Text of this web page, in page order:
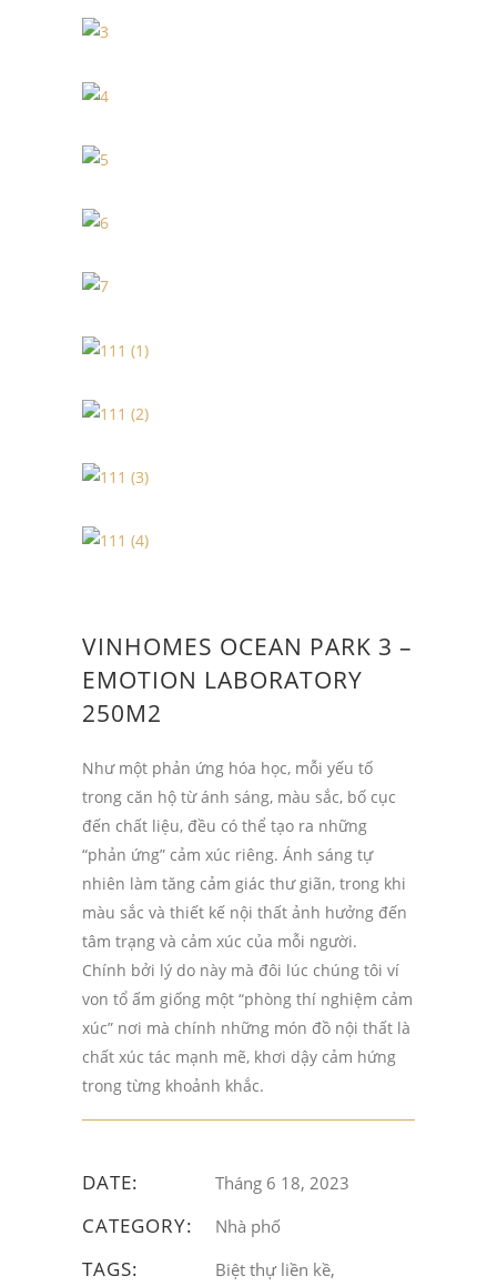
VINHOMES OCEAN PARK 3 –
EMOTION LABORATORY
250M2
Như một phản ứng hóa học, mỗi yếu tố
trong căn hộ từ ánh sáng, màu sắc, bố cục
đến chất liệu, đều có thể tạo ra những
“phản ứng” cảm xúc riêng. Ánh sáng tự
nhiên làm tăng cảm giác thư giãn, trong khi
màu sắc và thiết kế nội thất ảnh hưởng đến
tâm trạng và cảm xúc của mỗi người.
Chính bởi lý do này mà đôi lúc chúng tôi ví
von tổ ấm giống một “phòng thí nghiệm cảm
xúc” nơi mà chính những món đồ nội thất là
chất xúc tác mạnh mẽ, khơi dậy cảm hứng
trong từng khoảnh khắc.
DATE: Tháng 6 18, 2023
CATEGORY: Nhà phố
TAGS:
Biệt thự liền kề,